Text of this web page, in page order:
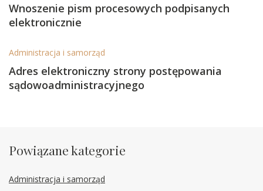
Wnoszenie pism procesowych podpisanych
elektronicznie
Administracja i samorząd
Adres elektroniczny strony postępowania
sądowoadministracyjnego
Powiązane kategorie
Administracja i samorząd